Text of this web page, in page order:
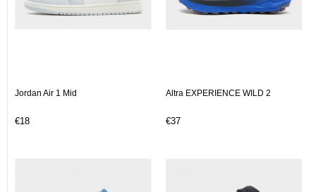
Jordan Air 1 Mid
€18
Altra EXPERIENCE WILD 2
€37